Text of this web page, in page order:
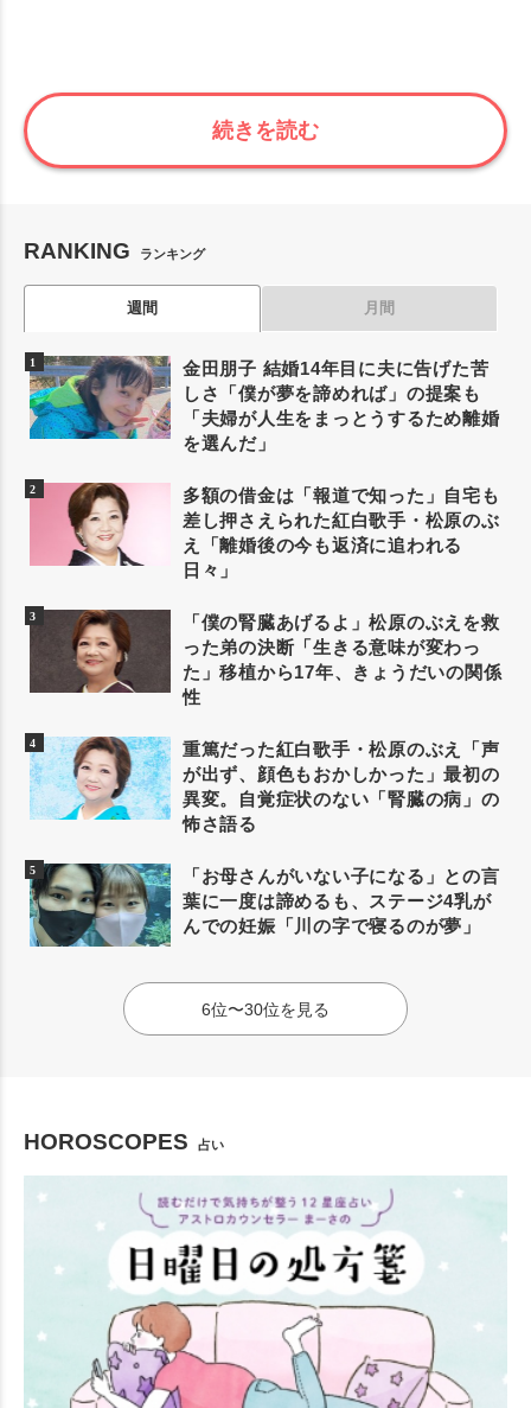
続きを読む
RANKING ランキング
週間 月間
金田朋子 結婚14年目に夫に告げた苦
しさ「僕が夢を諦めれば」の提案も
「夫婦が人生をまっとうするため離婚
を選んだ」
多額の借金は「報道で知った」自宅も
差し押さえられた紅白歌手・松原のぶ
え「離婚後の今も返済に追われる
日々」
「僕の腎臓あげるよ」松原のぶえを救
った弟の決断「生きる意味が変わっ
た」移植から17年、きょうだいの関係
性
重篤だった紅白歌手・松原のぶえ「声
が出ず、顔色もおかしかった」最初の
異変。自覚症状のない「腎臓の病」の
怖さ語る
「お母さんがいない子になる」との言
葉に一度は諦めるも、ステージ4乳が
んでの妊娠「川の字で寝るのが夢」
6位〜30位を見る
HOROSCOPES 占い